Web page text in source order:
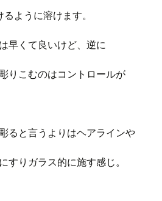
るように溶けます。
早くて良いけど、逆に
りこむのはコントロールが
ると言うよりはヘアラインや
すりガラス的に施す感じ。